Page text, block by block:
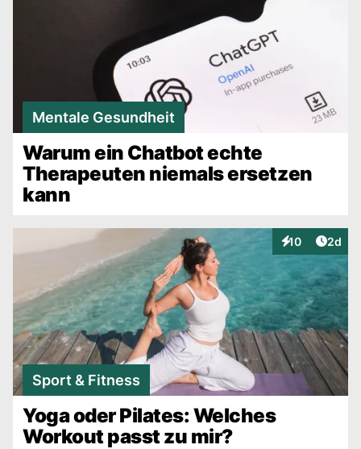
Mentale Gesundheit
Warum ein Chatbot echte
Therapeuten niemals ersetzen
kann
10
Interaktionen
2d
Sport & Fitness
Yoga oder Pilates: Welches
Workout passt zu mir?